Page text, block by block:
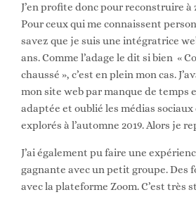
J’en profite donc pour reconstruire à
Pour ceux qui me connaissent
savez que je suis une intégratrice
ans. Comme l’adage le dit si bien «
chaussé », c’est en plein mon cas.
mon site web par manque de temps
adaptée et oublié les médias sociaux
explorés à l’automne 2019. Alors je
J’ai également pu faire une
gagnante avec un petit groupe. Des
avec la plateforme Zoom. C’est très